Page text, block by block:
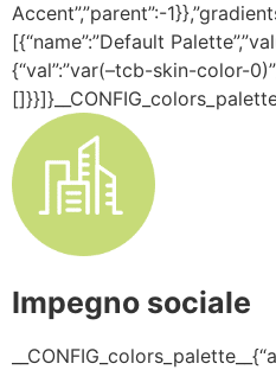
Accent”,”parent”:-
[{“name”:”Default
{“val”:”var(–tcb-skin-color-
Impegno sociale